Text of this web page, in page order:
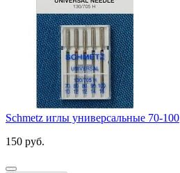
Schmetz иглы универсальные 70-100
150 руб.